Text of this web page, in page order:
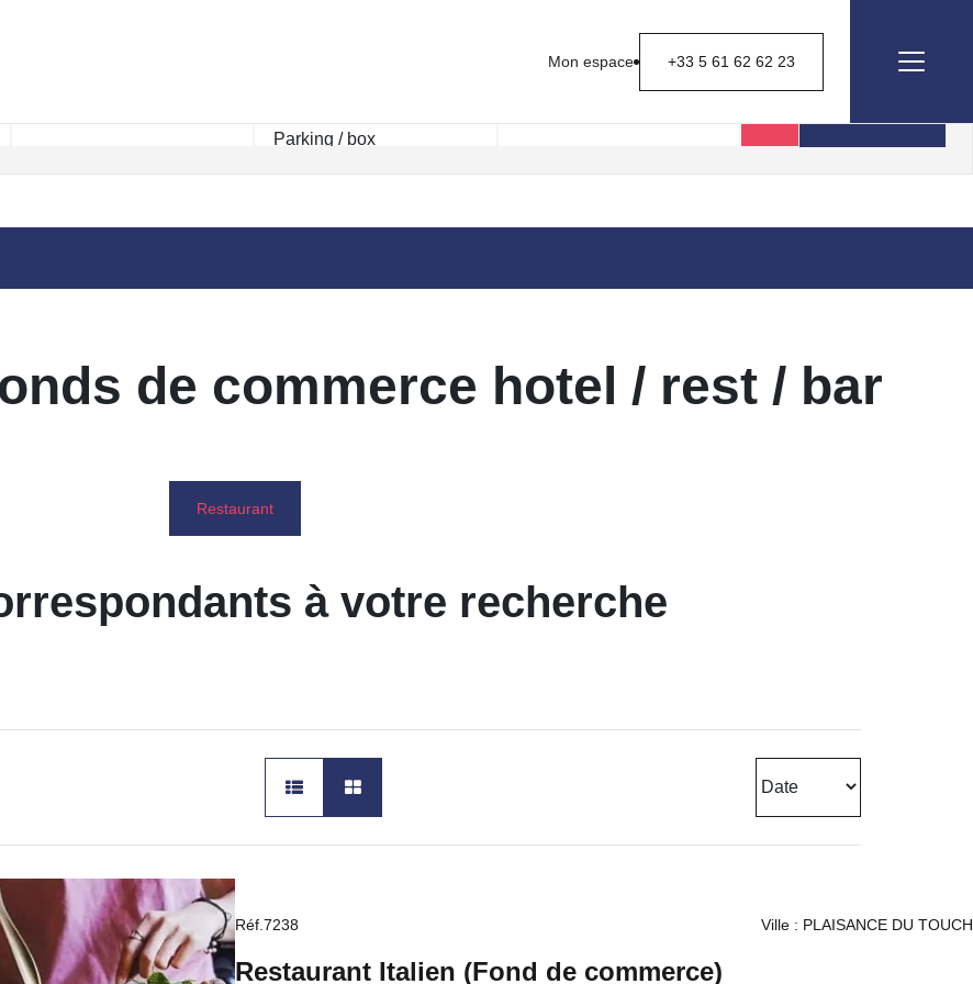
Mon espace +33 5 61 62 62 23
de commerce hotel / rest / bar
Restaurant
à votre recherche
Réf.7238 Ville : PLAISANCE DU TOUCH
Restaurant Italien (Fond de commerce)